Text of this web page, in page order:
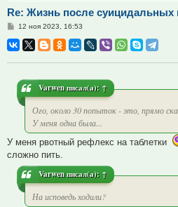
Re: Жизнь после суицидальных
Сообщение
12 ноя 2023, 16:53
Varwenписал(а): ↑
Ого, около 30 попыток - это, прямо
У меня одна была...
У меня рвотный рефлекс на таблетки
сложно пить.
Varwenписал(а): ↑
На исповедь ходили?